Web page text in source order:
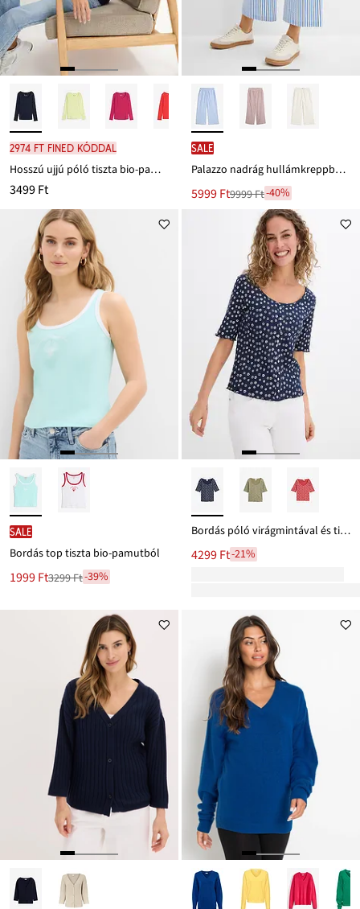
2974 Ft FINED kóddal
Hosszú ujjú póló tiszta bio-pamutból
3499 Ft
SALE
Palazzo nadrág hullámkreppből, 7/8-os hosszban
Új
5999 Ft
Leárazva9999 Ft-40%
SALE
Bordás top tiszta bio-pamutból
Új
1999 Ft
Leárazva
Ft-
3299 Ft-39%
Bordás póló virágmintával és tiszta pamutból
4299 Ft-21%